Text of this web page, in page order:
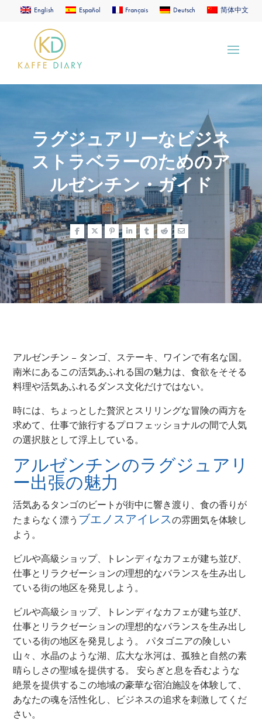
English Español Français Deutsch 简体中文
ラグジュアリーなビジネ
ストラベラーのためのア
ルゼンチン・ガイド
アルゼンチン – タンゴ、ステーキ、ワインで有名な国。
南米にあるこの活気あふれる国の魅力は、食欲をそそる
料理や活気あふれるダンス文化だけではない。
時には、ちょっとした贅沢とスリリングな冒険の両方を
求めて、仕事で旅行するプロフェッショナルの間で人気
の選択肢として浮上している。
アルゼンチンのラグジュアリ
ー出張の魅力
活気あるタンゴのビートが街中に響き渡り、食の香りが
たまらなく漂う ブエノスアイレスの雰囲気を体験し
よう。
ビルや高級ショップ、トレンディなカフェが建ち並び、
仕事とリラクゼーションの理想的なバランスを生み出し
ている街の地区を発見しよう。
ビルや高級ショップ、トレンディなカフェが建ち並び、
仕事とリラクゼーションの理想的なバランスを生み出し
ている街の地区を発見しよう。 パタゴニアの険しい
山々、水晶のような湖、広大な氷河は、孤独と自然の素
晴らしさの聖域を提供する。 安らぎと息を呑むような
絶景を提供するこの地域の豪華な宿泊施設を体験して、
あなたの魂を活性化し、ビジネスの追求を刺激してくだ
さい。